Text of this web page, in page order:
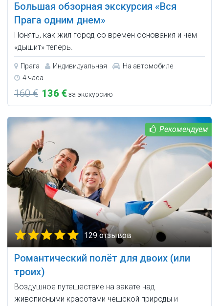
Большая обзорная экскурсия «Вся
Прага одним днем»
Понять, как жил город со времен основания и чем
«дышит» теперь.
Прага Индивидуальная
На автомобиле
4 часа
160 € 136 €за экскурсию
129 отзывов
Романтический полёт для двоих (или
троих)
Воздушное путешествие на закате над
живописными красотами чешской природы и